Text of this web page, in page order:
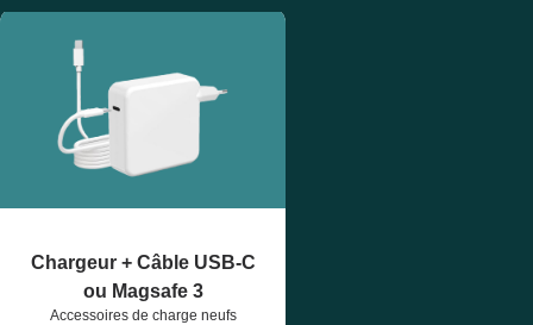
Chargeur + Câble USB-C
ou Magsafe 3
Accessoires de charge neufs